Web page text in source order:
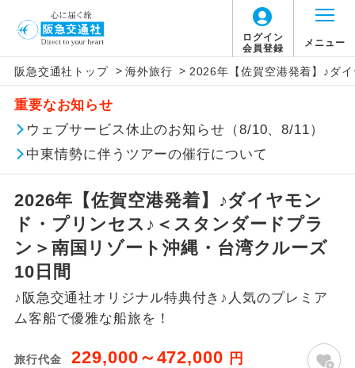
ログイン
会員登録
メニュー
阪急交通社トップ > 海外旅行 > 2026年【佐賀空港発着】♪ダ
重要なお知らせ
ウェブサービス休止のお知らせ（8/10、8/11）
中東情勢に伴うツアーの催行について
2026年【佐賀空港発着】♪ダイヤモン
ド・プリンセス♪＜スタンダードプラ
ン＞南国リゾート沖縄・台湾クルーズ
10日間
♪阪急交通社オリジナル特典付き♪人気のプレミア
ム客船で優雅な船旅を！
旅行代金 229,000～472,000 円
旅行代金に、以下の料金は含まれておりませ
ん。別途お支払が必要となります。
【海外空港諸税等】
旅行代金に各国空港の旅客サービス施設使用
料と空港税等は含まれておりません。別途お
支払いが必要となります。料金確定後、お知
らせいたします。
このツアーは以下の出発地から追加代金でご参
加いただけます。
※リクエスト受付の場合、ご手配の可否は後日回答さ
せていただきます。
追加代金にて各地発着ありとは
当ツアーは日程表に記載の出発空港だけで
なく、各地より下記追加代金にて飛行機や
鉄道などを利用しご参加いただけます。
ご同行者様が異なる発着地をご希望の場合
は、当社予約センターまで連絡ください。
アイコン 説明
添乗員同行
往路出発空港（駅）から復路到着空港
（駅）まで同行します。
現地到着後、現地係員が同行しお世話い
たします。
バスガイド乗
バスガイドが乗務し、車内での観光案内
があります。
新コース
ユネスコに登録されている文化遺産や自